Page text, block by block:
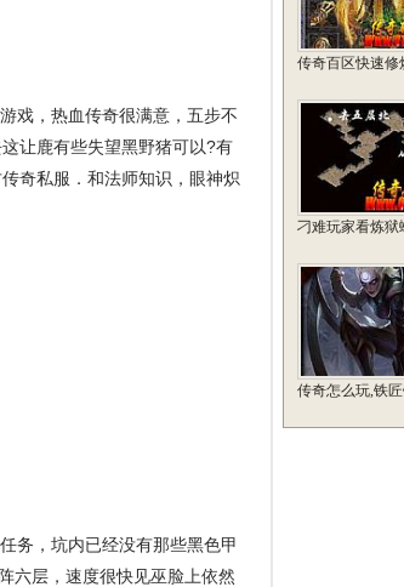
戏，热血传奇很满意，五步不
让鹿有些失望黑野猪可以?有
奇私服．和法师知识，眼神炽
务，坑内已经没有那些黑色甲
六层，速度很快见巫脸上依然
传奇百区快速修
刁难玩家看炼狱
传奇怎么玩,铁匠